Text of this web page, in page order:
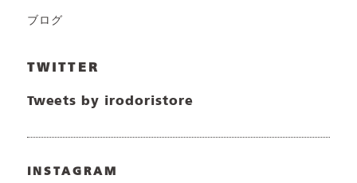
ブログ
TWITTER
Tweets by irodoristore
INSTAGRAM